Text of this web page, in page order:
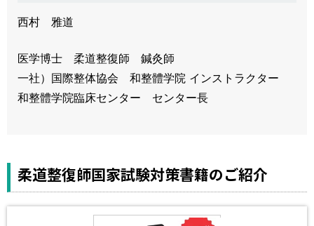
西村 雅道
医学博士 柔道整復師 鍼灸師
一社）国際整体協会 和整體学院 インストラクター
和整體学院臨床センター センター長
柔道整復師国家試験対策書籍のご紹介